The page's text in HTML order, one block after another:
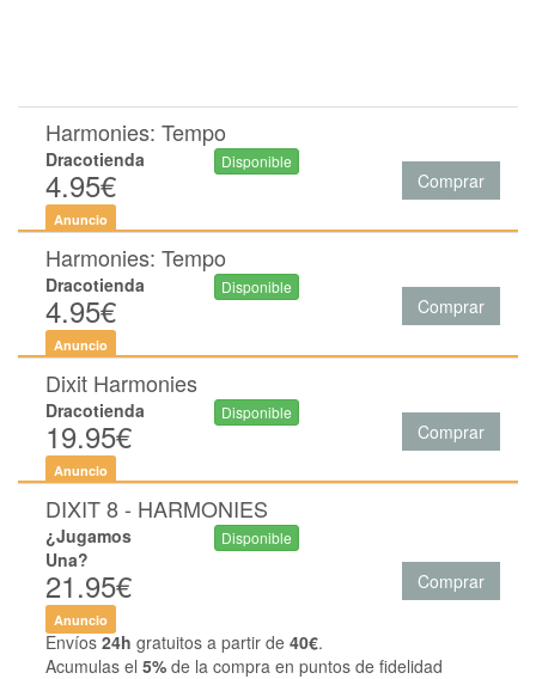
Harmonies: Tempo
Dracotienda
4.95€
Disponible
Comprar
Anuncio
Harmonies: Tempo
Dracotienda
4.95€
Disponible
Comprar
Anuncio
Dixit Harmonies
Dracotienda
19.95€
Disponible
Comprar
Anuncio
DIXIT 8 - HARMONIES
¿Jugamos
Una?
21.95€
Disponible
Comprar
Anuncio
Envíos 24h gratuitos a partir de 40€.
Acumulas el 5% de la compra en puntos de fidelidad